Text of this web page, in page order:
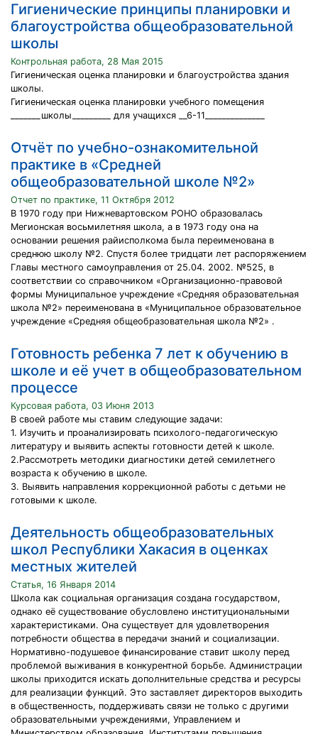
Гигиенические принципы планировки и
благоустройства общеобразовательной
школы
Контрольная работа, 28 Мая 2015
Гигиеническая оценка планировки и благоустройства здания
школы.
Гигиеническая оценка планировки учебного помещения
_______школы_________ для учащихся __6-11______________
Отчёт по учебно-ознакомительной
практике в «Средней
общеобразовательной школе №2»
Отчет по практике, 11 Октября 2012
В 1970 году при Нижневартовском РОНО образовалась
Мегионская восьмилетняя школа, а в 1973 году она на
основании решения райисполкома была переименована в
среднюю школу №2. Спустя более тридцати лет распоряжением
Главы местного самоуправления от 25.04. 2002. №525, в
соответствии со справочником «Организационно-правовой
формы Муниципальное учреждение «Средняя образовательная
школа №2» переименована в «Муниципальное образовательное
учреждение «Средняя общеобразовательная школа №2» .
Готовность ребенка 7 лет к обучению в
школе и её учет в общеобразовательном
процессе
Курсовая работа, 03 Июня 2013
В своей работе мы ставим следующие задачи:
1. Изучить и проанализировать психолого-педагогическую
литературу и выявить аспекты готовности детей к школе.
2.Рассмотреть методики диагностики детей семилетнего
возраста к обучению в школе.
3. Выявить направления коррекционной работы с детьми не
готовыми к школе.
Деятельность общеобразовательных
школ Республики Хакасия в оценках
местных жителей
Статья, 16 Января 2014
Школа как социальная организация создана государством,
однако её существование обусловлено институциональными
характеристиками. Она существует для удовлетворения
потребности общества в передачи знаний и социализации.
Нормативно-подушевое финансирование ставит школу перед
проблемой выживания в конкурентной борьбе. Администрации
школы приходится искать дополнительные средства и ресурсы
для реализации функций. Это заставляет директоров выходить
в общественность, поддерживать связи не только с другими
образовательными учреждениями, Управлением и